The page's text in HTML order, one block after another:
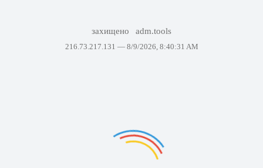
захищено adm.tools
216.73.217.131 — 8/9/2026, 8:40:31 AM